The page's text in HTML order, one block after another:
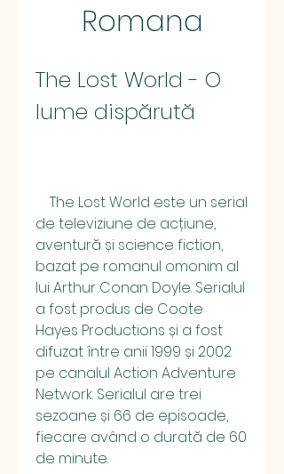
Romana
The Lost World - O
lume dispărută
de televiziune de acțiune,
aventură și science fiction,
bazat pe romanul omonim al
lui Arthur Conan Doyle. Serialul
a fost produs de Coote
Hayes Productions și a fost
difuzat între anii 1999 și 2002
pe canalul Action Adventure
Network. Serialul are trei
sezoane și 66 de episoade,
fiecare având o durată de 60
de minute.